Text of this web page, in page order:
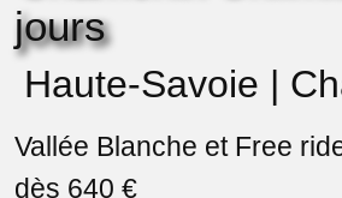
jours
Haute-Savoie |
Vallée Blanche et Free
dès 640 €